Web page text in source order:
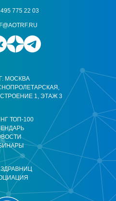
ТОП-100
МОСКВА
1, ЭТАЖ 3
775 22 03